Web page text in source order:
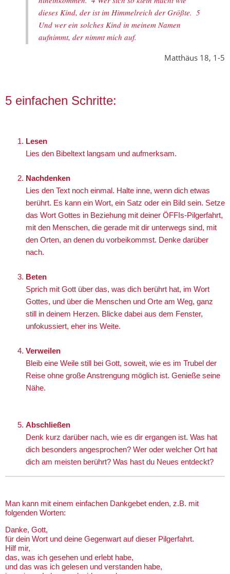
dieses Kind, der ist im Himmelreich der Größte. 5
Und wer ein solches Kind in meinem Namen
aufnimmt, der nimmt mich auf.
Matthäus 18, 1-5
5 einfachen Schritte:
Lesen
Lies den Bibeltext langsam und aufmerksam.
Nachdenken
Lies den Text noch einmal. Halte inne, wenn dich etwas
berührt. Es kann ein Wort, ein Satz oder ein Bild sein. Setze
das Wort Gottes in Beziehung mit deiner ÖFFIs-Pilgerfahrt,
mit den Menschen, die gerade mit dir unterwegs sind, mit
den Orten, an denen du vorbeikommst. Denke darüber
nach.
Beten
Sprich mit Gott über das, was dich berührt hat, im Wort
Gottes, und über die Menschen und Orte am Weg, ganz
still in deinem Herzen. Blicke dabei aus dem Fenster,
unfokussiert, eher ins Weite.
Verweilen
Bleib eine Weile still bei Gott, soweit, wie es im Trubel der
Reise ohne große Anstrengung möglich ist. Genieße seine
Nähe.
Abschließen
Denk kurz darüber nach, wie es dir ergangen ist. Was hat
dich besonders angesprochen? Wer oder welcher Ort hat
dich am meisten berührt? Was hast du Neues entdeckt?
Man kann mit einem einfachen Dankgebet enden, z.B. mit
folgenden Worten:
Danke, Gott,
für dein Wort und deine Gegenwart auf dieser Pilgerfahrt.
Hilf mir,
das, was ich gesehen und erlebt habe,
und das was ich gelesen und verstanden habe,